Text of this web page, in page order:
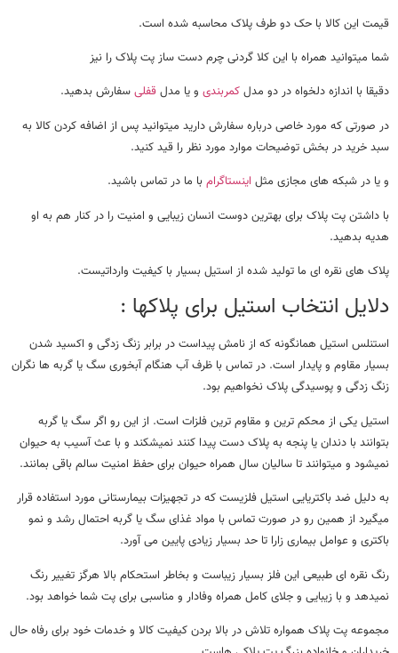
قیمت این کالا با حک دو طرف پلاک محاسبه شده است.
شما میتوانید همراه با این کلا گردنی چرم دست ساز پت پلاک را نیز
دقیقا با اندازه دلخواه در دو مدلکمربندی و یا مدلقفلیسفارش بدهید.
در صورتی که مورد خاصی درباره سفارش دارید میتوانید پس از اضافه کردن کالا به
سبد خرید در بخش توضیحات موارد مورد نظر را قید کنید.
و یا در شبکه های مجازی مثل اینستاگرام با ما در تماس باشید.
با داشتن پت پلاک برای بهترین دوست انسان زیبایی و امنیت را در کنار هم به او
هدیه بدهید.
پلاک های نقره ای ما تولید شده از استیل بسیار با کیفیت وارداتیست.
دلایل انتخاب استیل برای پلاکها :
استنلس استیل همانگونه که از نامش پیداست در برابر زنگ زدگی و اکسید شدن
بسیار مقاوم و پایدار است. در تماس با ظرف آب هنگام آبخوری سگ یا گربه ها نگران
زنگ زدگی و پوسیدگی پلاک نخواهیم بود.
استیل یکی از محکم ترین و مقاوم ترین فلزات است. از این رو اگر سگ یا گربه
بتوانند با دندان یا پنجه به پلاک دست پیدا کنند نمیشکند و با عث آسیب به حیوان
نمیشود و میتوانند تا سالیان سال همراه حیوان برای حفظ امنیت سالم باقی بمانند.
به دلیل ضد باکتریایی استیل فلزیست که در تجهیزات بیمارستانی مورد استفاده قرار
میگیرد از همین رو در صورت تماس با مواد غذای سگ یا گربه احتمال رشد و نمو
باکتری و عوامل بیماری زارا تا حد بسیار زیادی پایین می آورد.
رنگ نقره ای طبیعی این فلز بسیار زیباست و بخاطر استحکام بالا هرگز تغییر رنگ
نمیدهد و با زیبایی و جلای کامل همراه وفادار و مناسبی برای پت شما خواهد بود.
مجموعه پت پلاک همواره تلاش در بالا بردن کیفیت کالا و خدمات خود برای رفاه حال